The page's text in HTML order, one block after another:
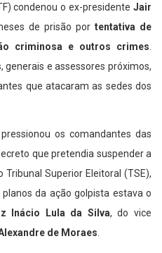
condenou o ex-presidente Jair
de prisão por tentativa de
criminosa e outros crimes
e assessores próximos,
que atacaram as sedes dos
os comandantes das
que pretendia suspender a
Superior Eleitoral (TSE),
da ação golpista estava o
Inácio Lula da Silva, do vice
de Moraes